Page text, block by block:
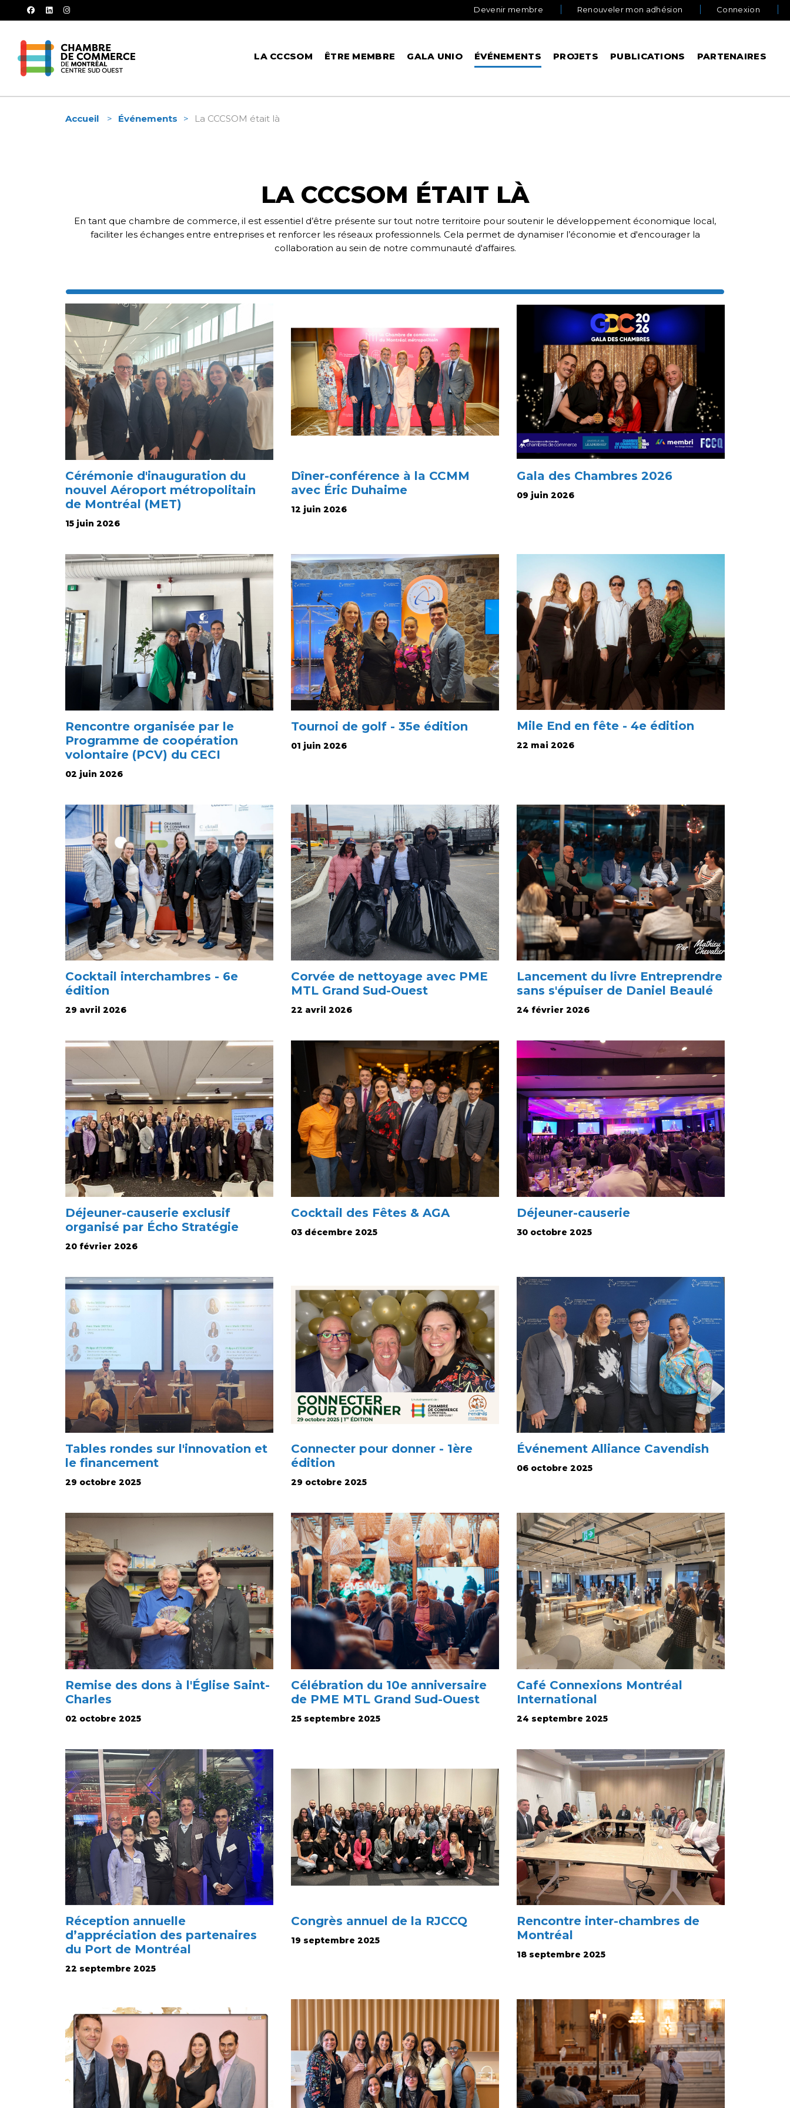
Devenir membre Renouveler mon adhésion Connexion
facebooklinkedininstagram
LA CCCSOM ÊTRE MEMBRE GALA UNIO ÉVÉNEMENTS PROJETS PUBLICATIONS PARTENAIRES
Accueil Événements La CCCSOM était là
LA CCCSOM ÉTAIT LÀ
En tant que chambre de commerce, il est essentiel d’être présente sur tout notre territoire pour soutenir le développement économique local,
faciliter les échanges entre entreprises et renforcer les réseaux professionnels. Cela permet de dynamiser l’économie et d'encourager la
collaboration au sein de notre communauté d'affaires.
Cérémonie d'inauguration du
nouvel Aéroport métropolitain
de Montréal (MET)
15 juin 2026
Dîner-conférence à la CCMM
avec Éric Duhaime
12 juin 2026
Gala des Chambres 2026
09 juin 2026
Rencontre organisée par le
Programme de coopération
volontaire (PCV) du CECI
02 juin 2026
Tournoi de golf - 35e édition
01 juin 2026
Mile End en fête - 4e édition
22 mai 2026
Cocktail interchambres - 6e
édition
29 avril 2026
Corvée de nettoyage avec PME
MTL Grand Sud-Ouest
22 avril 2026
Lancement du livre Entreprendre
sans s'épuiser de Daniel Beaulé
24 février 2026
Déjeuner-causerie exclusif
organisé par Écho Stratégie
20 février 2026
Cocktail des Fêtes & AGA
03 décembre 2025
Déjeuner-causerie
30 octobre 2025
Tables rondes sur l'innovation et
le financement
29 octobre 2025
Connecter pour donner - 1ère
édition
29 octobre 2025
Événement Alliance Cavendish
06 octobre 2025
Remise des dons à l'Église Saint-
Charles
02 octobre 2025
Célébration du 10e anniversaire
de PME MTL Grand Sud-Ouest
25 septembre 2025
Café Connexions Montréal
International
24 septembre 2025
Réception annuelle
d’appréciation des partenaires
du Port de Montréal
22 septembre 2025
Congrès annuel de la RJCCQ
19 septembre 2025
Rencontre inter-chambres de
Montréal
18 septembre 2025